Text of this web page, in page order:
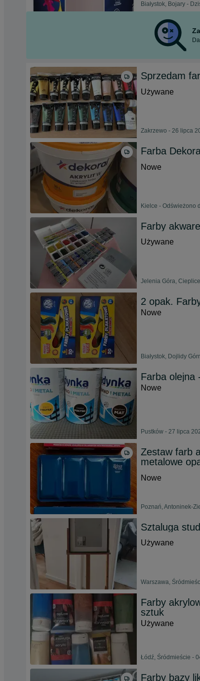
Białystok, Bojary -
Sprzedam
Używane
Zakrzewo - 26 lipca
Farba
Nowe
Kielce - Odświeżono
Farby
Używane
Jelenia Góra,
2 opak.
Nowe
Białystok, Dojlidy
Farba olejna
Nowe
Pustków - 27 lipca
Zestaw farb
metalowe
Nowe
Poznań, Antoninek-
Sztaluga
Używane
Warszawa,
Farby
sztuk
Używane
Łódź, Śródmieście -
Farby bazy